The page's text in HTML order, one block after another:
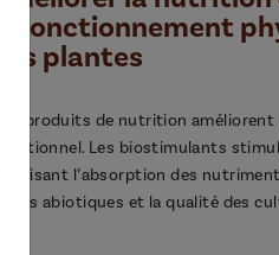
le fonctionnement
des plantes
Nos produits de nutrition améliorent
nutritionnel. Les biostimulants
l’absorption des
stress abiotiques et la qualité des